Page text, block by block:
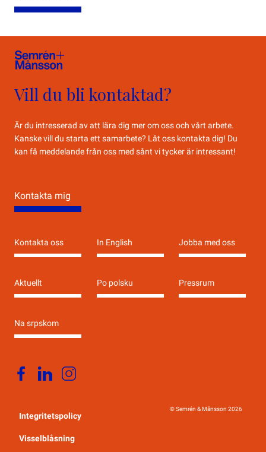
Vill du bli kontaktad?
Är du intresserad av att lära dig mer om oss och vårt arbete.
Kanske vill du starta ett samarbete? Låt oss kontakta dig! Du
kan få meddelande från oss med sånt vi tycker är intressant!
Kontakta mig
Kontakta oss In English Jobba med oss
Aktuellt Po polsku Pressrum
Na srpskom
Integritetspolicy
Visselblåsning
© Semrén & Månsson 2026